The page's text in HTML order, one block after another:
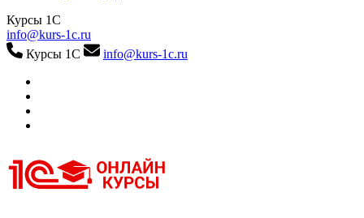
Курсы 1С
info@kurs-1c.ru
Курсы 1С
info@kurs-1c.ru